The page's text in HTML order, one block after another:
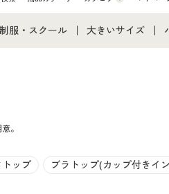
カタログ・チラシからのご注文
制服・スクール
ジュニア・ティーンズ下着
大きいサイズ
大きいサイズ メ
。
ップ
ブラトップ(カップ付きイ